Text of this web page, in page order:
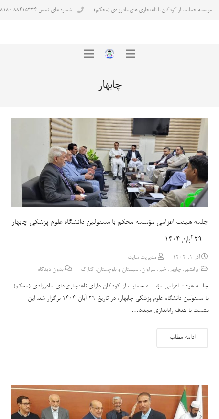
موسسه حمایت از کودکان با ناهنجاری های مادرزادی (محکم) شماره های تماس ۸۸۴۱۵۳۳۴ ۸۸۴۳۸۱۸۰
چابهار
جلسه هیئت اعزامی مؤسسه محکم با مسئولین دانشگاه علوم پزشکی چابهار
– ۲۹ آبان ۱۴۰۴
آذر 1, 1404
مدیریت سایت
ایرانشهر,چابهار,خبر,سراوان,سیستان و بلوچستان,کنارک بدون دیدگاه
جلسه هیئت اعزامی مؤسسه حمایت از کودکان دارای ناهنجاری‌های مادرزادی (محکم)
با مسئولین دانشگاه علوم پزشکی چابهار، در تاریخ ۲۹ آبان ۱۴۰۴ برگزار شد. این
نشست با هدف راه‌اندازی مجدد…
ادامه مطلب